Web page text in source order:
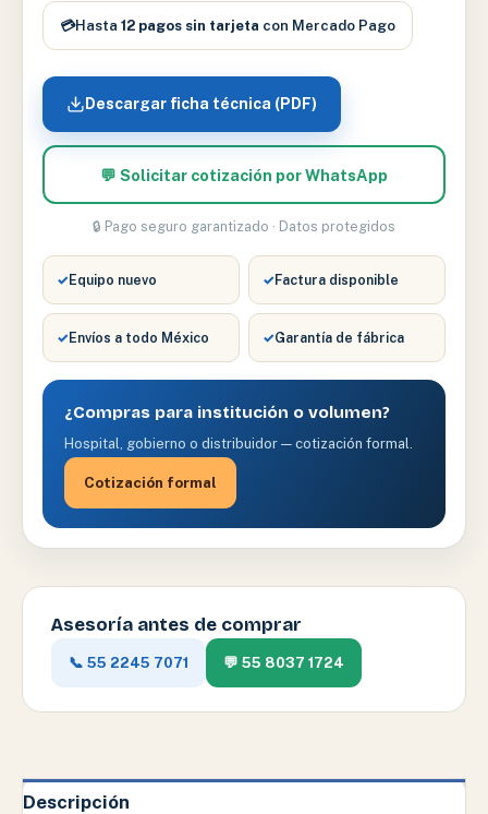
Y
3
MODELO
MEDIS
cantidad
💳Hasta 12 pagos sin tarjeta con Mercado Pago
Descargar ficha técnica (PDF)
💬 Solicitar cotización por WhatsApp
🔒 Pago seguro garantizado · Datos protegidos
✓Equipo nuevo ✓Factura disponible
✓Envíos a todo México ✓Garantía de fábrica
¿Compras para institución o volumen?
Hospital, gobierno o distribuidor — cotización formal.
Cotización formal
Asesoría antes de comprar
📞 55 2245 7071 💬 55 8037 1724
Descripción